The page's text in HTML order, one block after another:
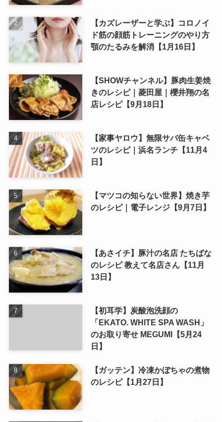
【カズレーザーと学ぶ】コロノイ
ド筋の顔筋トレーニングのやり方
顎のたるみを解消【1月16日】
【SHOWチャンネル】豚肉生姜焼
きのレシピ｜菱田屋｜櫻井翔の名
店レシピ【9月18日】
【家事ヤロウ】無限サバ缶キャベ
ツのレシピ｜浜名ランチ【11月4
日】
【マツコの知らない世界】焼き芋
のレシピ｜電子レンジ【9月7日】
【あさイチ】豚汁の名店 たちばな
のレシピ 教えて名店さん【11月
13日】
【初耳学】炭酸泡洗顔の
「EKATO. WHITE SPA WASH」
のお取り寄せ MEGUMI【5月24
日】
【ガッテン】冷凍かぼちゃの煮物
のレシピ【1月27日】